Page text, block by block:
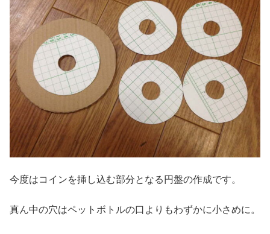
今度はコインを挿し込む部分となる円盤の作成です。
真ん中の穴はペットボトルの口よりもわずかに小さめに。